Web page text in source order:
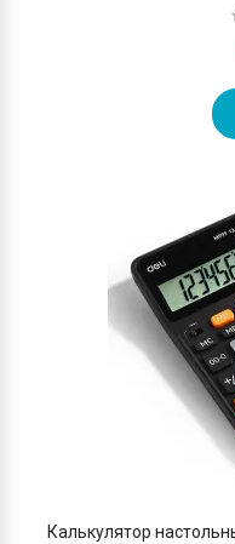
Калькулятор